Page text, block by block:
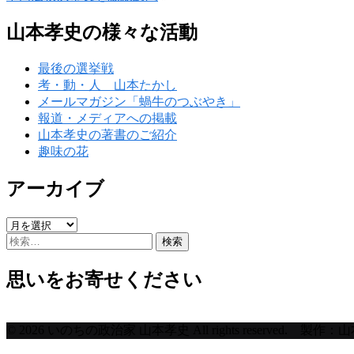
山本孝史の様々な活動
最後の選挙戦
考・動・人 山本たかし
メールマガジン「蝸牛のつぶやき」
報道・メディアへの掲載
山本孝史の著書のご紹介
趣味の花
アーカイブ
ア
ー
イ
ブ
検
思いをお寄せください